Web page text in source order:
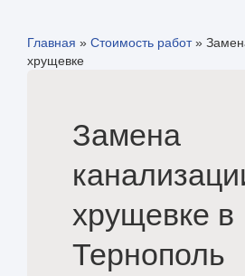
Главная » Стоимость работ»
хрущевке
Замена
хрущевке в
Тернополь